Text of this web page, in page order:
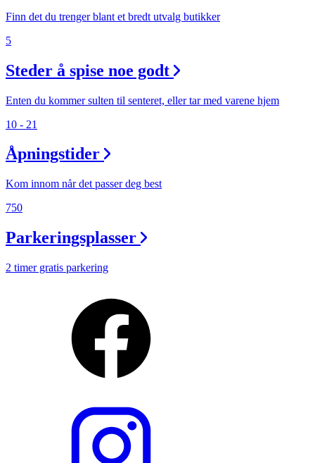
Finn det du trenger blant et bredt utvalg butikker
5
Steder å spise noe godt
Enten du kommer sulten til senteret, eller tar med varene hjem
10 - 21
Åpningstider
Kom innom når det passer deg best
750
Parkeringsplasser
2 timer gratis parkering